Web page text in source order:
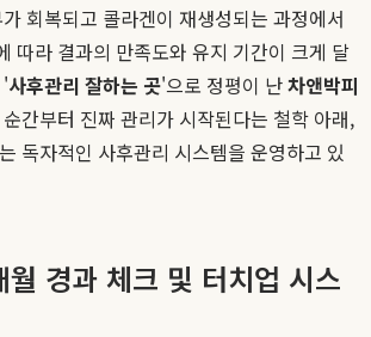
회복되고 콜라겐이 재생성되는 과정에서
따라 결과의 만족도와 유지 기간이 크게 달
'사후관리 잘하는 곳'으로 정평이 난차앤박피
간부터 진짜 관리가 시작된다는 철학 아래,
독자적인 사후관리 시스템을 운영하고 있
경과 체크 및 터치업 시스